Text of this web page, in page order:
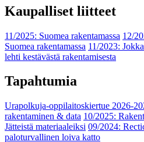
Kaupalliset liitteet
11/2025: Suomea rakentamassa 12/
Suomea rakentamassa 11/2023:
lehti kestävästä rakentamisesta
Tapahtumia
Urapolkuja-oppilaitoskiertue 2026-
rakentaminen & data 10/2025:
Jätteistä materiaaleiksi 09/2024:
paloturvallinen loiva katto